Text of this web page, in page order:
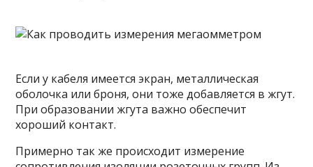
Если у кабеля имеется экран, металлическая
оболочка или броня, они тоже добавляется в жгут.
При образовании жгута важно обеспечит
хороший контакт.
Примерно так же происходит измерение